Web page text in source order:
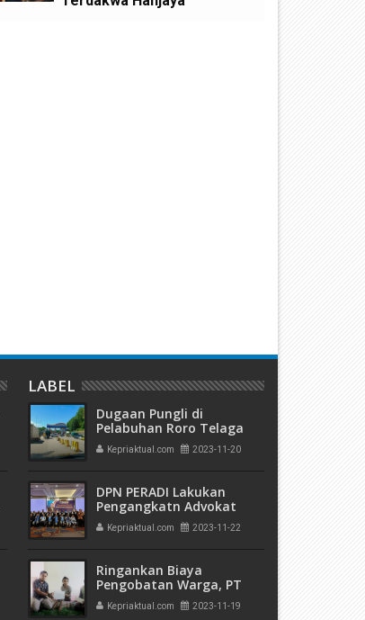
LABEL
Dugaan Pungli di
Pelabuhan Roro Telaga
Punggur, Pengusaha
Ekspedisi Mengaku Setor
Kepriaktual.com 2023-11-20
DPN PERADI Lakukan
Pengangkatn Advokat
Baru, 40 Peserta dari
Batam
Kepriaktual.com 2023-11-22
Ringankan Biaya
Pengobatan Warga, PT
Timah Tbk Serahkan
Bantuan untuk Zahra
Kepriaktual.com 2023-11-19